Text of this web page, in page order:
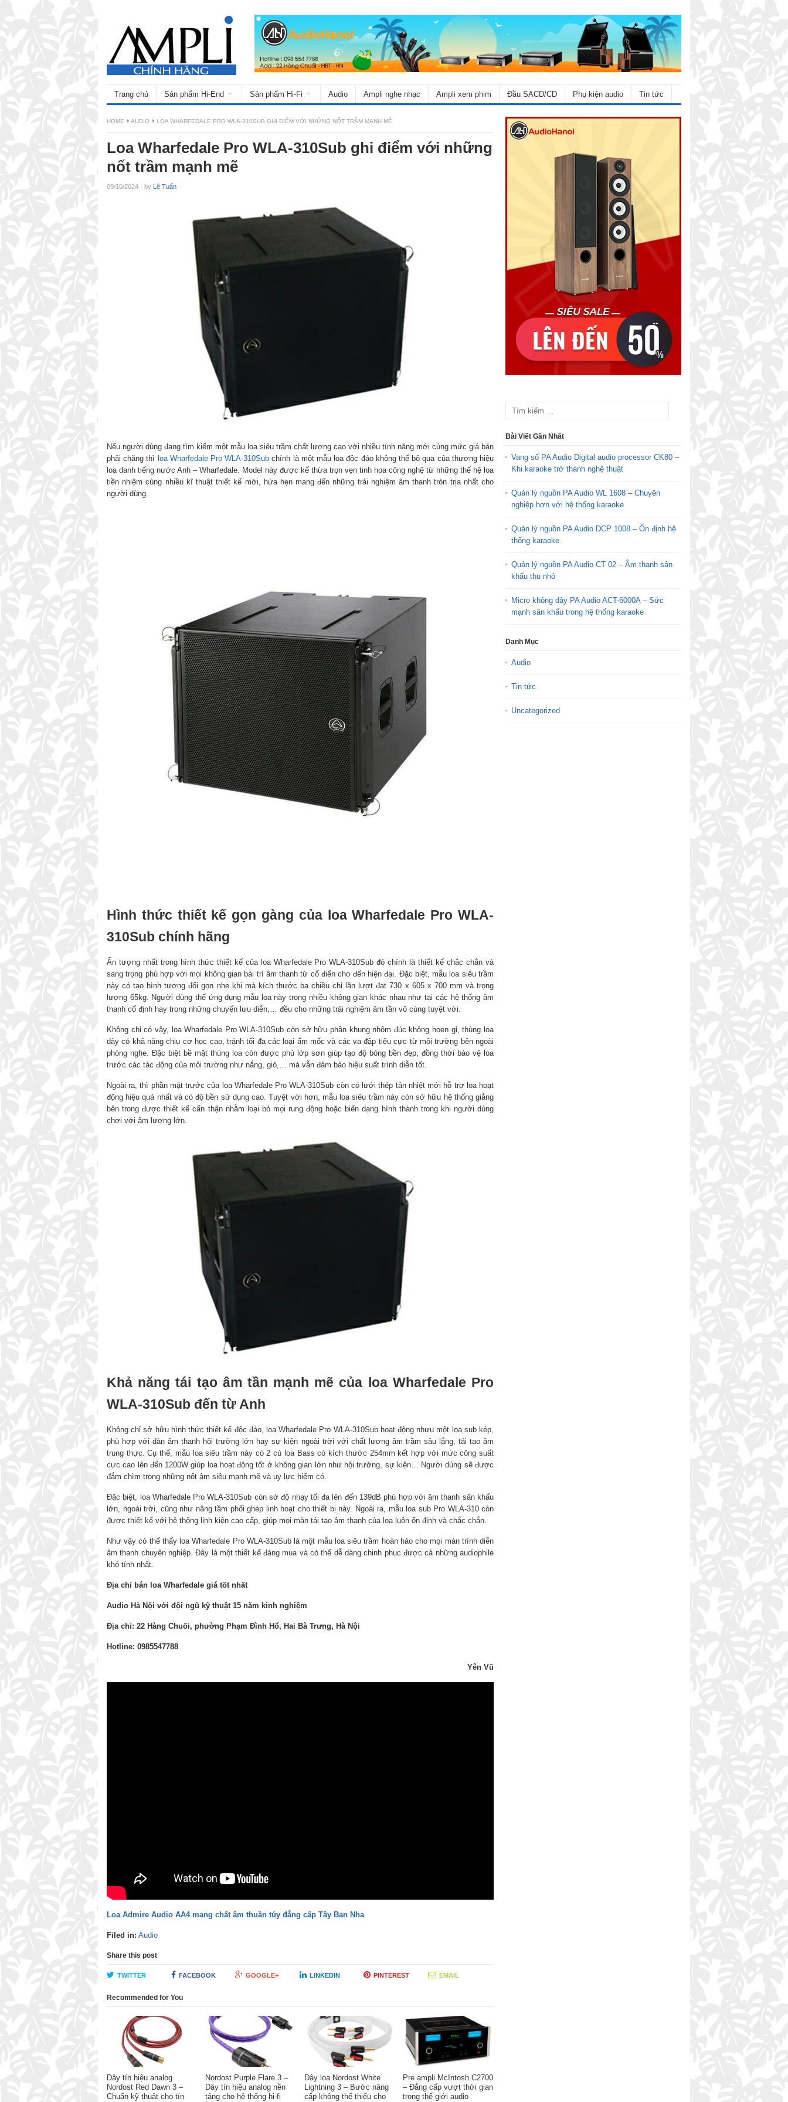
Trang chủ Sản phẩm Hi-End Sản phẩm Hi-Fi Audio Ampli nghe nhạc Ampli xem phim Đầu SACD/CD Phụ kiện audio Tin tức
HOME AUDIO LOA WHARFEDALE PRO WLA-310SUB GHI ĐIỂM VỚI NHỮNG NỐT TRẦM MẠNH MẼ
Loa Wharfedale Pro WLA-310Sub ghi điểm với những
nốt trầm mạnh mẽ
09/10/2024 · by Lê Tuấn ·
Nếu người dùng đang tìm kiếm một mẫu loa siêu trầm chất lượng cao với nhiều tính năng mới cùng mức giá bán
phải chăng thì loa Wharfedale Pro WLA-310Sub chính là một mẫu loa độc đáo không thể bỏ qua của thương hiệu
loa danh tiếng nước Anh – Wharfedale. Model này được kế thừa trọn vẹn tinh hoa công nghệ từ những thế hệ loa
tiền nhiệm cùng nhiều kĩ thuật thiết kế mới, hứa hẹn mang đến những trải nghiệm âm thanh tròn trịa nhất cho
người dùng.
Hình thức thiết kế gọn gàng của loa Wharfedale Pro WLA-
310Sub chính hãng
Ấn tượng nhất trong hình thức thiết kế của loa Wharfedale Pro WLA-310Sub đó chính là thiết kế chắc chắn và
sang trọng phù hợp với mọi không gian bài trí âm thanh từ cổ điển cho đến hiện đại. Đặc biệt, mẫu loa siêu trầm
này có tạo hình tương đối gọn nhẹ khi mà kích thước ba chiều chỉ lần lượt đạt 730 x 605 x 700 mm và trọng
lượng 65kg. Người dùng thể ứng dụng mẫu loa này trong nhiều không gian khác nhau như tại các hệ thống âm
thanh cố định hay trong những chuyến lưu diễn,… đều cho những trải nghiệm âm tần vô cùng tuyệt vời.
Không chỉ có vậy, loa Wharfedale Pro WLA-310Sub còn sở hữu phần khung nhôm đúc không hoen gỉ, thùng loa
dày có khả năng chịu cơ học cao, tránh tối đa các loại ẩm mốc và các va đập tiêu cực từ môi trường bên ngoài
phòng nghe. Đặc biệt bề mặt thùng loa còn được phủ lớp sơn giúp tạo độ bóng bền đẹp, đồng thời bảo vệ loa
trước các tác động của môi trường như nắng, gió,… mà vẫn đảm bảo hiệu suất trình diễn tốt.
Ngoài ra, thì phần mặt trước của loa Wharfedale Pro WLA-310Sub còn có lưới thép tản nhiệt mới hỗ trợ loa hoạt
động hiệu quả nhất và có độ bền sử dụng cao. Tuyệt vời hơn, mẫu loa siêu trầm này còn sở hữu hệ thống giằng
bên trong được thiết kế cẩn thận nhằm loại bỏ mọi rung động hoặc biến dạng hình thành trong khi người dùng
chơi với âm lượng lớn.
Khả năng tái tạo âm tần mạnh mẽ của loa Wharfedale Pro
WLA-310Sub đến từ Anh
Không chỉ sở hữu hình thức thiết kế độc đáo, loa Wharfedale Pro WLA-310Sub hoạt động nhưu một loa sub kép,
phù hợp với dàn âm thanh hội trường lớn hay sự kiện ngoài trời với chất lượng âm trầm sâu lắng, tái tạo âm
trung thực. Cụ thể, mẫu loa siêu trầm này có 2 củ loa Bass có kích thước 254mm kết hợp với mức công suất
cực cao lên đến 1200W giúp loa hoạt động tốt ở không gian lớn như hội trường, sự kiện… Người dùng sẽ được
đắm chìm trong những nốt âm siêu mạnh mẽ và uy lực hiếm có.
Đặc biệt, loa Wharfedale Pro WLA-310Sub còn sở độ nhạy tối đa lên đến 139dB phù hợp với âm thanh sân khấu
lớn, ngoài trời, cũng như nâng tầm phối ghép linh hoạt cho thiết bị này. Ngoài ra, mẫu loa sub Pro WLA-310 còn
được thiết kế với hệ thống linh kiện cao cấp, giúp mọi màn tái tạo âm thanh của loa luôn ổn định và chắc chắn.
Như vậy có thể thấy loa Wharfedale Pro WLA-310Sub là một mẫu loa siêu trầm hoàn hảo cho mọi màn trình diễn
âm thanh chuyên nghiệp. Đây là một thiết kế đáng mua và có thể dễ dàng chinh phục được cả những audiophile
khó tính nhất.
Địa chỉ bán loa Wharfedale giá tốt nhất
Audio Hà Nội với đội ngũ kỹ thuật 15 năm kinh nghiệm
Địa chỉ: 22 Hàng Chuối, phường Phạm Đình Hổ, Hai Bà Trưng, Hà Nội
Hotline: 0985547788
Yên Vũ
Loa Admire Audio AA4 mang chất âm thuần túy đẳng cấp Tây Ban Nha
Filed in: Audio
Share this post
TWITTER FACEBOOK GOOGLE+ LINKEDIN PINTEREST EMAIL
Recommended for You
Dây tín hiệu analog
Nordost Red Dawn 3 –
Chuẩn kỹ thuật cho tín
Nordost Purple Flare 3 –
Dây tín hiệu analog nền
tảng cho hệ thống hi-fi
Dây loa Nordost White
Lightning 3 – Bước nâng
cấp không thể thiếu cho
Pre ampli McIntosh C2700
– Đẳng cấp vượt thời gian
trong thế giới audio
Bài Viết Gần Nhất
Vang số PA Audio Digital audio processor CK80 –
Khi karaoke trở thành nghệ thuật
Quản lý nguồn PA Audio WL 1608 – Chuyên
nghiệp hơn với hệ thống karaoke
Quản lý nguồn PA Audio DCP 1008 – Ổn định hệ
thống karaoke
Quản lý nguồn PA Audio CT 02 – Âm thanh sân
khấu thu nhỏ
Micro không dây PA Audio ACT-6000A – Sức
mạnh sân khấu trong hệ thống karaoke
Danh Mục
Audio
Tin tức
Uncategorized